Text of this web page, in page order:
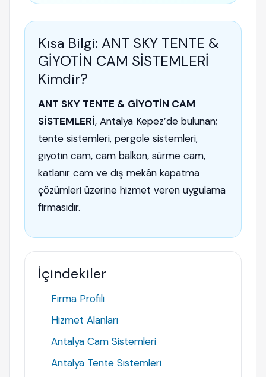
Kısa Bilgi: ANT SKY TENTE &
GİYOTİN CAM SİSTEMLERİ
Kimdir?
ANT SKY TENTE & GİYOTİN CAM
SİSTEMLERİ, Antalya Kepez’de bulunan;
tente sistemleri, pergole sistemleri,
giyotin cam, cam balkon, sürme cam,
katlanır cam ve dış mekân kapatma
çözümleri üzerine hizmet veren uygulama
firmasıdır.
İçindekiler
Firma Profili
Hizmet Alanları
Antalya Cam Sistemleri
Antalya Tente Sistemleri